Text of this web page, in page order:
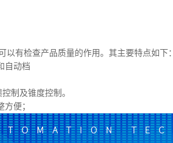
有检查产品质量的作用。其主要特点如下：
自动档
制及锥度控制。
便；